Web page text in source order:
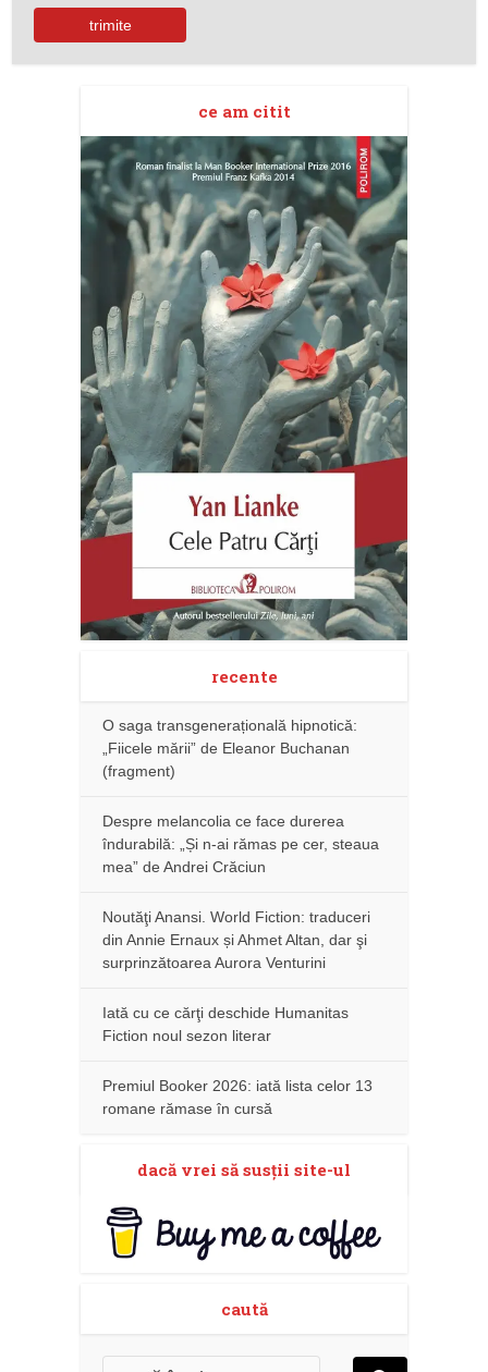
ce am citit
recente
O saga transgenerațională hipnotică:
„Fiicele mării” de Eleanor Buchanan
(fragment)
Despre melancolia ce face durerea
îndurabilă: „Și n-ai rămas pe cer, steaua
mea” de Andrei Crăciun
Noutăţi Anansi. World Fiction: traduceri
din Annie Ernaux și Ahmet Altan, dar şi
surprinzătoarea Aurora Venturini
Iată cu ce cărţi deschide Humanitas
Fiction noul sezon literar
Premiul Booker 2026: iată lista celor 13
romane rămase în cursă
dacă vrei să susţii site-ul
caută